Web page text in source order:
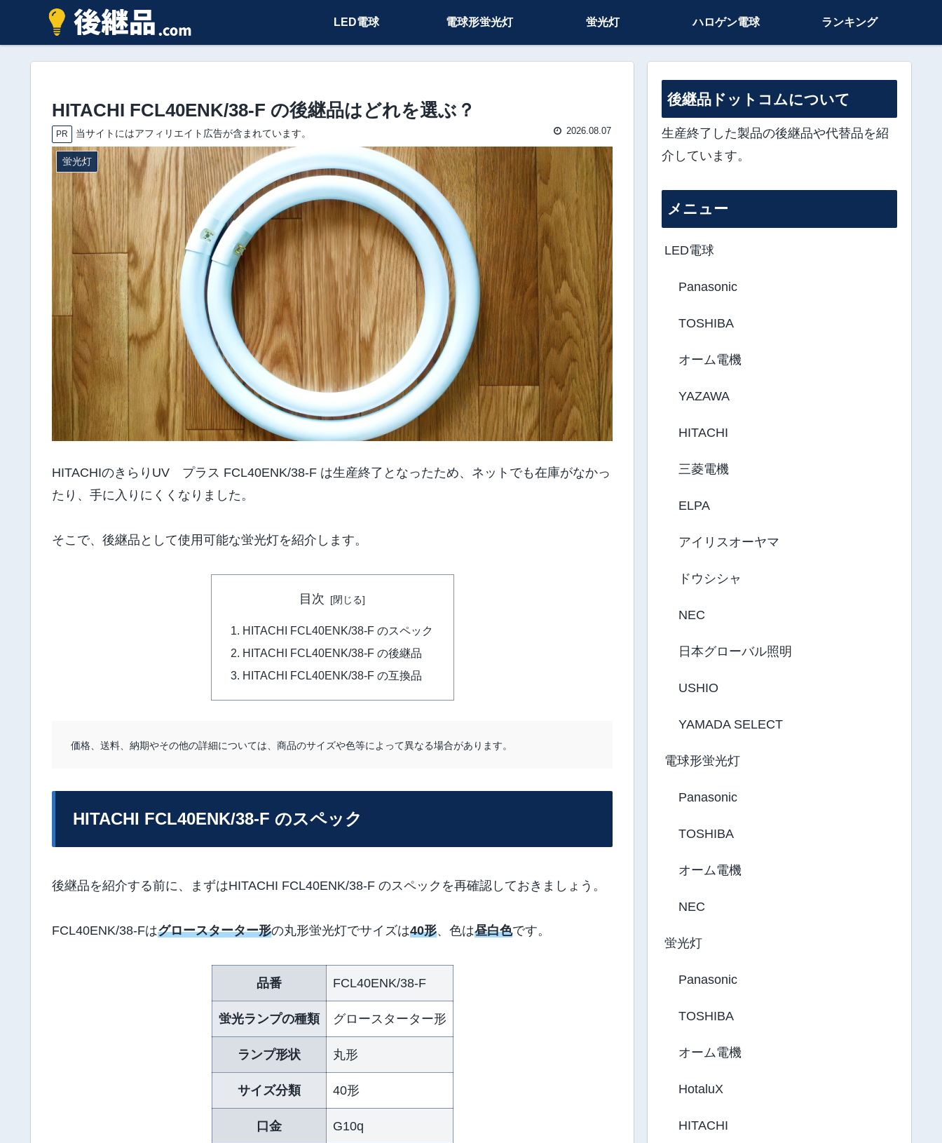
LED電球 電球形蛍光灯 蛍光灯 ハロゲン電球 ランキング
HITACHI FCL40ENK/38-F の後継品はどれを選ぶ？
PR 当サイトにはアフィリエイト広告が含まれています。 2026.08.07
蛍光灯
HITACHIのきらりUV プラス FCL40ENK/38-F は生産終了となったため、ネットでも在庫がなかっ
たり、手に入りにくくなりました。
そこで、後継品として使用可能な蛍光灯を紹介します。
目次
HITACHI FCL40ENK/38-F のスペック
HITACHI FCL40ENK/38-F の後継品
HITACHI FCL40ENK/38-F の互換品
価格、送料、納期やその他の詳細については、商品のサイズや色等によって異なる場合があります。
HITACHI FCL40ENK/38-F のスペック
後継品を紹介する前に、まずはHITACHI FCL40ENK/38-F のスペックを再確認しておきましょう。
FCL40ENK/38-Fはグロースターター形の丸形蛍光灯でサイズは40形、色は昼白色です。
品番 FCL40ENK/38-F
蛍光ランプの種類 グロースターター形
ランプ形状 丸形
サイズ分類 40形
口金 G10q
後継品ドットコムについて
生産終了した製品の後継品や代替品を紹
介しています。
メニュー
LED電球
Panasonic
TOSHIBA
オーム電機
YAZAWA
HITACHI
三菱電機
ELPA
アイリスオーヤマ
ドウシシャ
NEC
日本グローバル照明
USHIO
YAMADA SELECT
電球形蛍光灯
Panasonic
TOSHIBA
オーム電機
NEC
蛍光灯
Panasonic
TOSHIBA
オーム電機
HotaluX
HITACHI